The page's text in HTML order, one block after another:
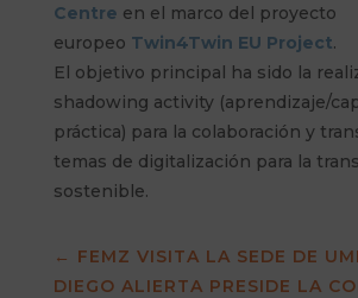
Centre en el marco del proyecto
europeo Twin4Twin EU Project.
El objetivo principal ha sido la
shadowing activity (aprendizaje/
práctica) para la colaboración y
temas de digitalización para la
sostenible.
← FEMZ VISITA LA SEDE DE
DIEGO ALIERTA PRESIDE LA